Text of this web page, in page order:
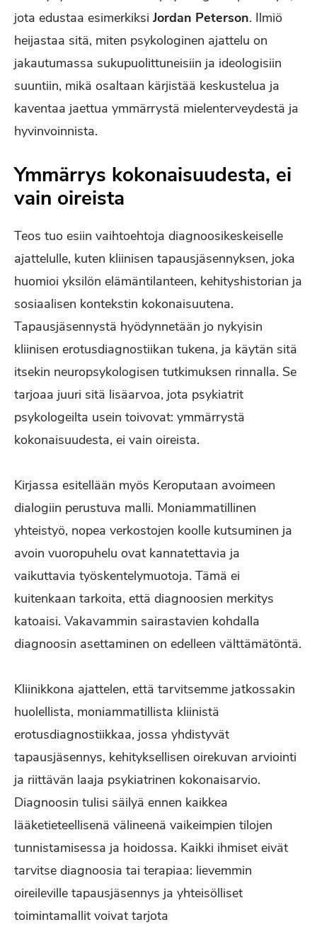
jota edustaa esimerkiksi Jordan Peterson. Ilmiö
heijastaa sitä, miten psykologinen ajattelu on
jakautumassa sukupuolittuneisiin ja ideologisiin
suuntiin, mikä osaltaan kärjistää keskustelua ja
kaventaa jaettua ymmärrystä mielenterveydestä ja
hyvinvoinnista.
Ymmärrys kokonaisuudesta, ei
vain oireista
Teos tuo esiin vaihtoehtoja diagnoosikeskeiselle
ajattelulle, kuten kliinisen tapausjäsennyksen, joka
huomioi yksilön elämäntilanteen, kehityshistorian ja
sosiaalisen kontekstin kokonaisuutena.
Tapausjäsennystä hyödynnetään jo nykyisin
kliinisen erotusdiagnostiikan tukena, ja käytän sitä
itsekin neuropsykologisen tutkimuksen rinnalla. Se
tarjoaa juuri sitä lisäarvoa, jota psykiatrit
psykologeilta usein toivovat: ymmärrystä
kokonaisuudesta, ei vain oireista.
Kirjassa esitellään myös Keroputaan avoimeen
dialogiin perustuva malli. Moniammatillinen
yhteistyö, nopea verkostojen koolle kutsuminen ja
avoin vuoropuhelu ovat kannatettavia ja
vaikuttavia työskentelymuotoja. Tämä ei
kuitenkaan tarkoita, että diagnoosien merkitys
katoaisi. Vakavammin sairastavien kohdalla
diagnoosin asettaminen on edelleen välttämätöntä.
Kliinikkona ajattelen, että tarvitsemme jatkossakin
huolellista, moniammatillista kliinistä
erotusdiagnostiikkaa, jossa yhdistyvät
tapausjäsennys, kehityksellisen oirekuvan arviointi
ja riittävän laaja psykiatrinen kokonaisarvio.
Diagnoosin tulisi säilyä ennen kaikkea
lääketieteellisenä välineenä vaikeimpien tilojen
tunnistamisessa ja hoidossa. Kaikki ihmiset eivät
tarvitse diagnoosia tai terapiaa: lievemmin
oireileville tapausjäsennys ja yhteisölliset
toimintamallit voivat tarjota